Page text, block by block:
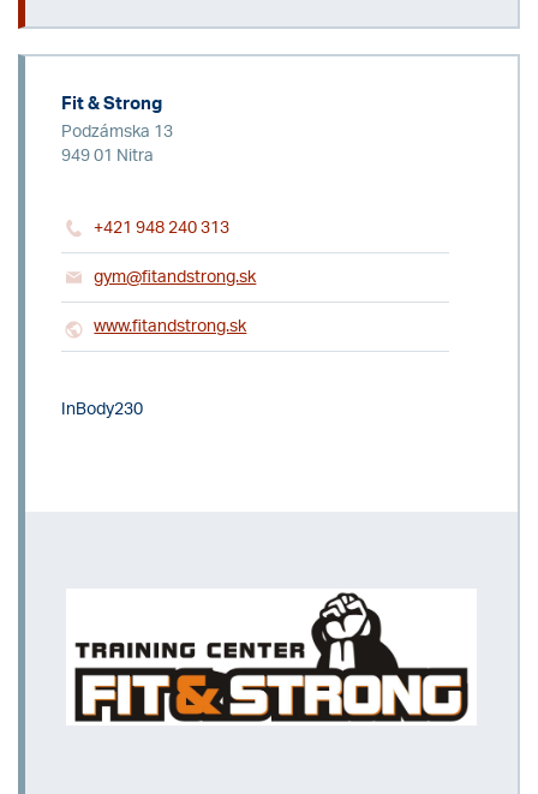
Fit & Strong
Podzámska 13
949 01 Nitra
+421 948 240 313
gym@fitandstrong.sk
www.fitandstrong.sk
InBody230